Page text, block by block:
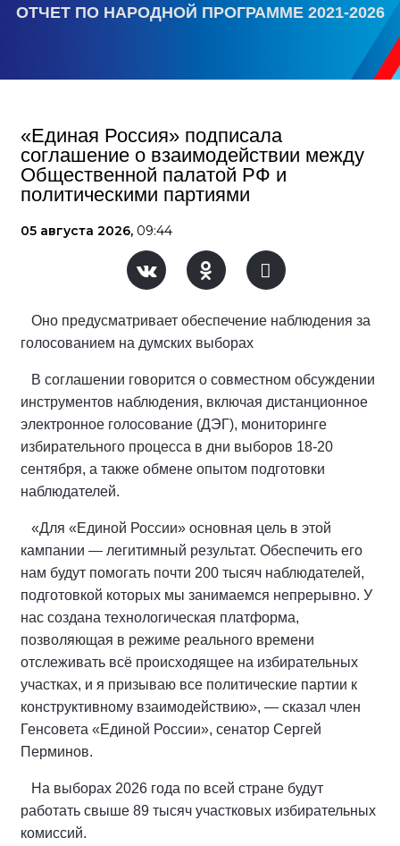
ОТЧЕТ ПО НАРОДНОЙ ПРОГРАММЕ 2021-2026
«Единая Россия» подписала
соглашение о взаимодействии между
Общественной палатой РФ и
политическими партиями
05 августа 2026, 09:44
Оно предусматривает обеспечение наблюдения за
голосованием на думских выборах
В соглашении говорится о совместном обсуждении
инструментов наблюдения, включая дистанционное
электронное голосование (ДЭГ), мониторинге
избирательного процесса в дни выборов 18-20
сентября, а также обмене опытом подготовки
наблюдателей.
«Для «Единой России» основная цель в этой
кампании — легитимный результат. Обеспечить его
нам будут помогать почти 200 тысяч наблюдателей,
подготовкой которых мы занимаемся непрерывно. У
нас создана технологическая платформа,
позволяющая в режиме реального времени
отслеживать всё происходящее на избирательных
участках, и я призываю все политические партии к
конструктивному взаимодействию», — сказал член
Генсовета «Единой России», сенатор Сергей
Перминов.
На выборах 2026 года по всей стране будут
работать свыше 89 тысяч участковых избирательных
комиссий.